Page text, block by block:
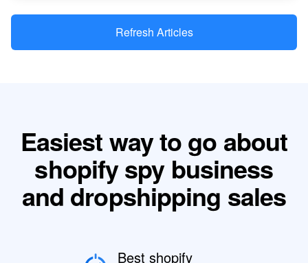
Refresh Articles
Easiest way to go about
shopify spy business
and dropshipping sales
Best shopify